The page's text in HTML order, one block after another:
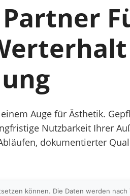
Auge für Ästhetik.
Nutzbarkeit Ihrer
dokumentierter
können. Die Daten werden nach